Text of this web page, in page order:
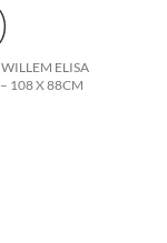
ELISA
108 X 88CM